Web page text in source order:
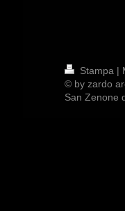
Stampa |
© by zardo
San Zenone